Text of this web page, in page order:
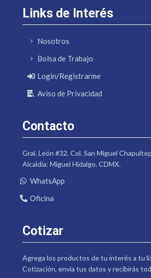
Links de Interés
Nosotros
Bolsa de Trabajo
Login/Registrarme
Aviso de Privacidad
Contacto
Gral. León #32. Col. San Miguel
Alcaldía: Miguel Hidalgo. CDMX.
WhatsApp
Oficina
Cotizar
Agrega los productos de tu interés a tu
Cotización, envía tus datos y recibirás